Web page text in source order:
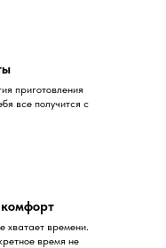
приготовления
все получится с
хватает времени.
время не